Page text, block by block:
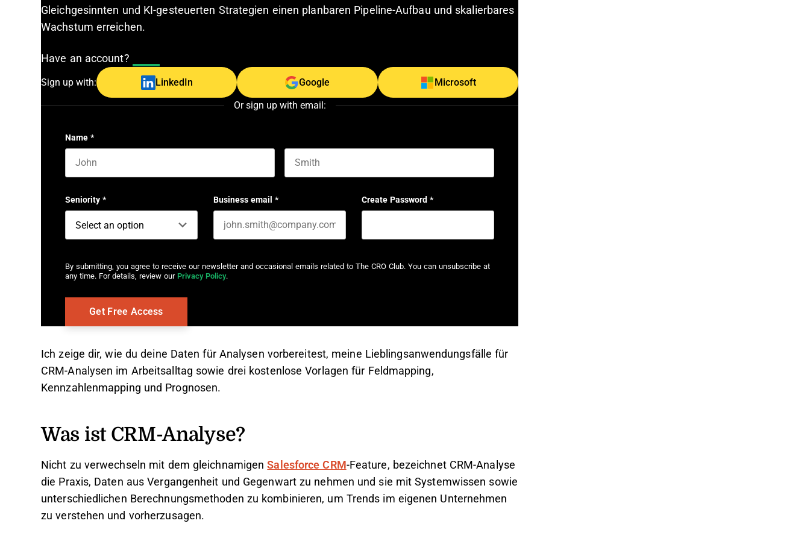
Gleichgesinnten und KI-gesteuerten Strategien einen planbaren Pipeline-Aufbau und skalierbares
Wachstum erreichen.
Have an account?
Sign up with: LinkedIn Google Microsoft
Or sign up with email:
Name *
Seniority * Business email * Create Password *
By submitting, you agree to receive our newsletter and occasional emails related to The CRO Club. You can unsubscribe at
any time. For details, review our Privacy Policy.
Ich zeige dir, wie du deine Daten für Analysen vorbereitest, meine Lieblingsanwendungsfälle für
CRM-Analysen im Arbeitsalltag sowie drei kostenlose Vorlagen für Feldmapping,
Kennzahlenmapping und Prognosen.
Was ist CRM-Analyse?
Nicht zu verwechseln mit dem gleichnamigenSalesforce CRM-Feature, bezeichnet CRM-Analyse
die Praxis, Daten aus Vergangenheit und Gegenwart zu nehmen und sie mit Systemwissen sowie
unterschiedlichen Berechnungsmethoden zu kombinieren, um Trends im eigenen Unternehmen
zu verstehen und vorherzusagen.